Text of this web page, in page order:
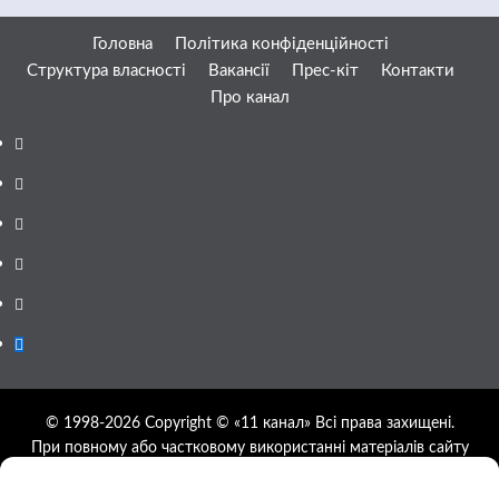
Головна
Політика конфіденційності
Структура власності
Вакансії Прес-кіт
Контакти
Про канал
Facebook
YouTube
Telegram
Instagram
Twitter
Google
© 1998-2026 Copyright © «11 канал» Всі права захищені.
При повному або частковому використанні матеріалів сайту